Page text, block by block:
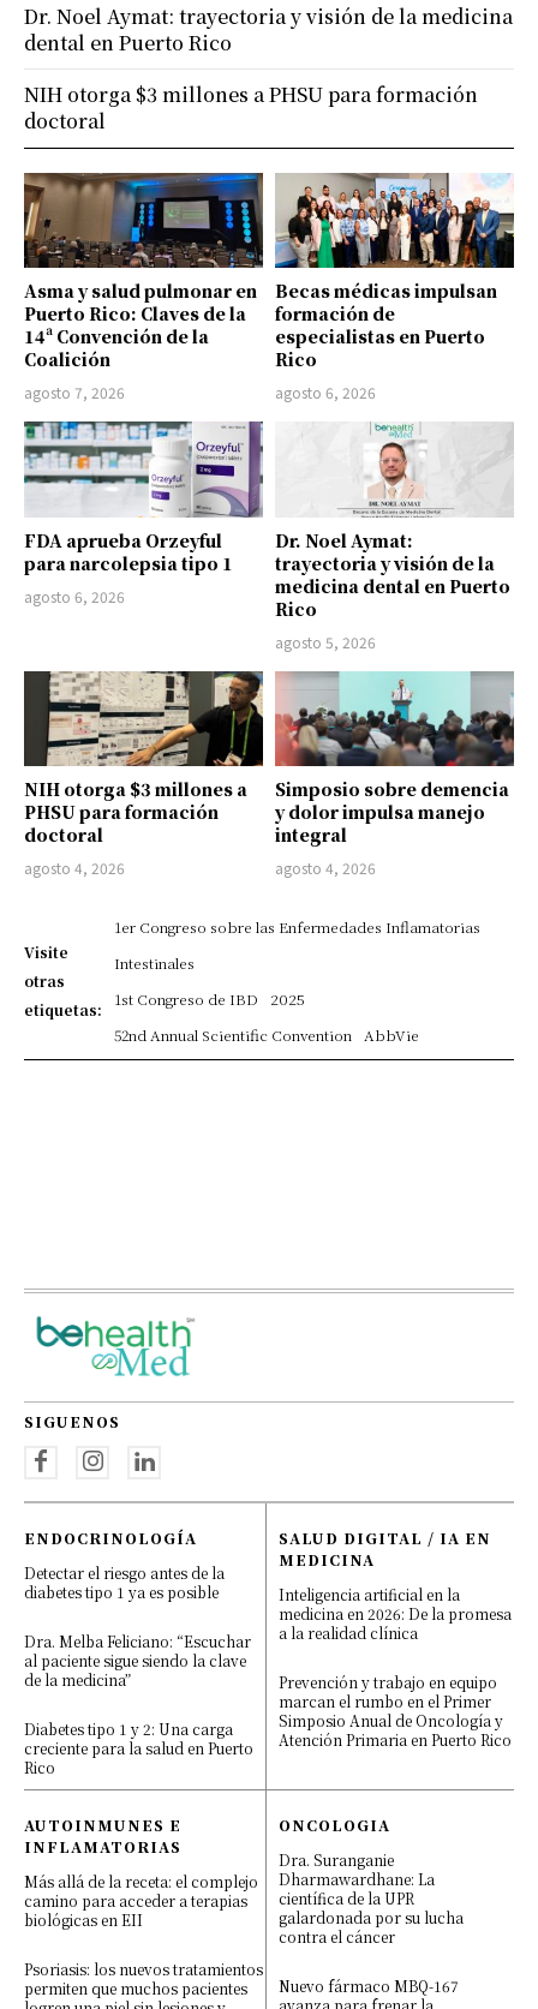
Asma y salud pulmonar en
Puerto Rico: Claves de la
14ª Convención de la
Coalición
agosto 7, 2026
Becas médicas impulsan
formación de
especialistas en Puerto
Rico
agosto 6, 2026
FDA aprueba Orzeyful
para narcolepsia tipo 1
agosto 6, 2026
Dr. Noel Aymat:
trayectoria y visión de la
medicina dental en Puerto
Rico
agosto 5, 2026
NIH otorga $3 millones a
PHSU para formación
doctoral
agosto 4, 2026
Simposio sobre demencia
y dolor impulsa manejo
integral
agosto 4, 2026
Visite
otras
etiquetas:
1er Congreso sobre las Enfermedades Inflamatorias
Intestinales
1st Congreso de IBD
2025
52nd Annual Scientific Convention
AbbVie
Dr. Noel Aymat: trayectoria y visión de la medicina
dental en Puerto Rico
NIH otorga $3 millones a PHSU para formación
doctoral
SIGUENOS
ENDOCRINOLOGÍA
Detectar el riesgo antes de la
diabetes tipo 1 ya es posible
Dra. Melba Feliciano: “Escuchar
al paciente sigue siendo la clave
de la medicina”
Diabetes tipo 1 y 2: Una carga
creciente para la salud en Puerto
Rico
SALUD DIGITAL / IA EN
MEDICINA
Inteligencia artificial en la
medicina en 2026: De la promesa
a la realidad clínica
Prevención y trabajo en equipo
marcan el rumbo en el Primer
Simposio Anual de Oncología y
Atención Primaria en Puerto Rico
AUTOINMUNES E
INFLAMATORIAS
Más allá de la receta: el complejo
camino para acceder a terapias
biológicas en EII
Psoriasis: los nuevos tratamientos
permiten que muchos pacientes
ONCOLOGIA
Dra. Suranganie
Dharmawardhane: La
científica de la UPR
galardonada por su lucha
contra el cáncer
Nuevo fármaco MBQ-167
avanza para frenar la